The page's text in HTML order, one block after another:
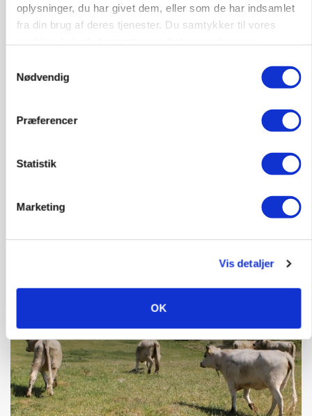
oplysninger, du har givet dem, eller som de har indsamlet
fra din brug af deres tjenester. Du samtykker til vores
Nødvendig
Præferencer
Statistik
Marketing
Vis detaljer
OK
gødskningslov
Annonce